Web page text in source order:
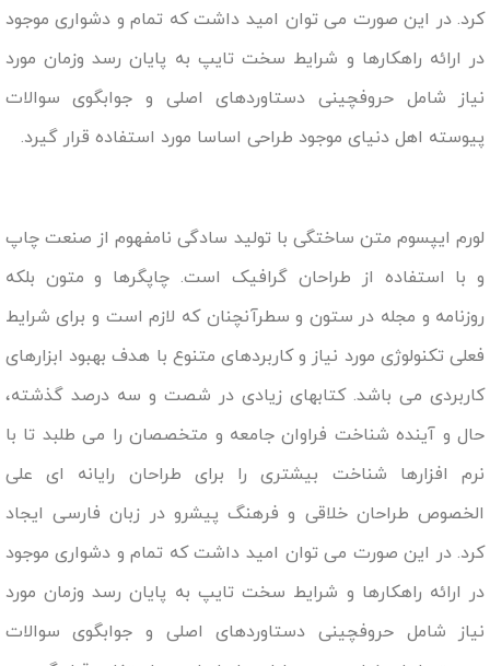
کرد. در این صورت می توان امید داشت که تمام و دشواری موجود
در ارائه راهکارها و شرایط سخت تایپ به پایان رسد وزمان مورد
نیاز شامل حروفچینی دستاوردهای اصلی و جوابگوی سوالات
پیوسته اهل دنیای موجود طراحی اساسا مورد استفاده قرار گیرد.
لورم ایپسوم متن ساختگی با تولید سادگی نامفهوم از صنعت چاپ
و با استفاده از طراحان گرافیک است. چاپگرها و متون بلکه
روزنامه و مجله در ستون و سطرآنچنان که لازم است و برای شرایط
فعلی تکنولوژی مورد نیاز و کاربردهای متنوع با هدف بهبود ابزارهای
کاربردی می باشد. کتابهای زیادی در شصت و سه درصد گذشته،
حال و آینده شناخت فراوان جامعه و متخصصان را می طلبد تا با
نرم افزارها شناخت بیشتری را برای طراحان رایانه ای علی
الخصوص طراحان خلاقی و فرهنگ پیشرو در زبان فارسی ایجاد
کرد. در این صورت می توان امید داشت که تمام و دشواری موجود
در ارائه راهکارها و شرایط سخت تایپ به پایان رسد وزمان مورد
نیاز شامل حروفچینی دستاوردهای اصلی و جوابگوی سوالات